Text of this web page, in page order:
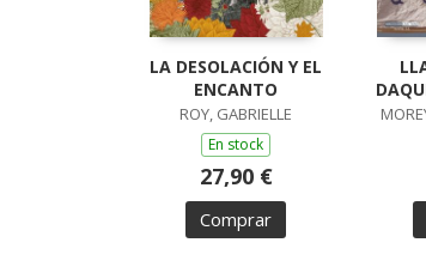
LA DESOLACIÓN Y EL
ENCANTO
ROY, GABRIELLE
En stock
27,90 €
Comprar